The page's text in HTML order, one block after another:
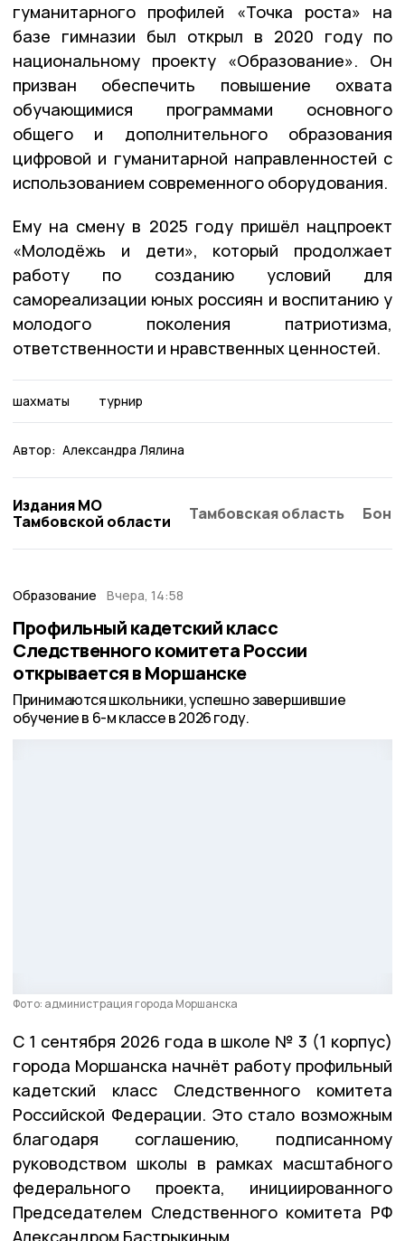
гуманитарного профилей «Точка роста» на
базе гимназии был открыл в 2020 году по
национальному проекту «Образование». Он
призван обеспечить повышение охвата
обучающимися программами основного
общего и дополнительного образования
цифровой и гуманитарной направленностей с
использованием современного оборудования.
Ему на смену в 2025 году пришёл нацпроект
«Молодёжь и дети», который продолжает
работу по созданию условий для
самореализации юных россиян и воспитанию у
молодого поколения патриотизма,
ответственности и нравственных ценностей.
шахматы турнир
Автор: Александра Лялина
Издания МО
Тамбовской области
Тамбовская область
Образование Вчера, 14:58
Профильный кадетский класс
Следственного комитета России
открывается в Моршанске
Принимаются школьники, успешно завершившие
обучение в 6-м классе в 2026 году.
Фото: администрация города Моршанска
С 1 сентября 2026 года в школе № 3 (1 корпус)
города Моршанска начнёт работу профильный
кадетский класс Следственного комитета
Российской Федерации. Это стало возможным
благодаря соглашению, подписанному
руководством школы в рамках масштабного
федерального проекта, инициированного
Председателем Следственного комитета РФ